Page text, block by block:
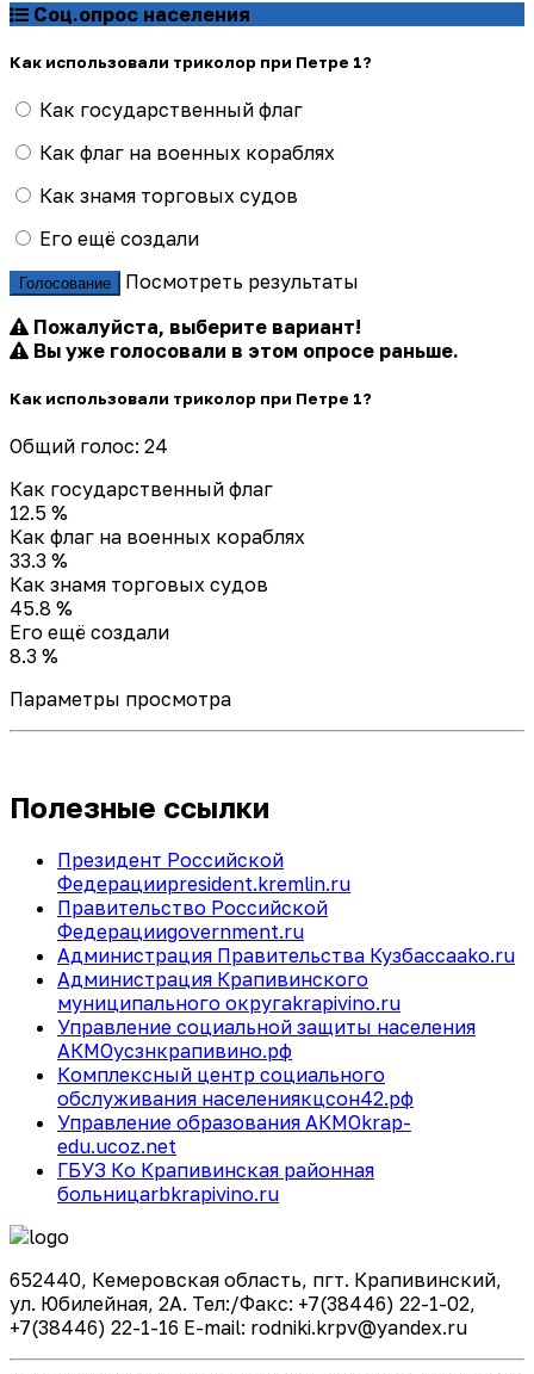
Соц.опрос населения
Как использовали триколор при Петре 1?
Как государственный флаг
Как флаг на военных кораблях
Как знамя торговых судов
Его ещё создали
Голосование
Посмотреть результаты
Пожалуйста, выберите вариант!
Вы уже голосовали в этом опросе раньше.
Как использовали триколор при Петре 1?
Общий голос: 24
Как государственный флаг
12.5 %
Как флаг на военных кораблях
33.3 %
Как знамя торговых судов
45.8 %
Его ещё создали
8.3 %
Параметры просмотра
Полезные ссылки
Президент Российской
Федерацииpresident.kremlin.ru
Правительство Российской
Федерацииgovernment.ru
Администрация Правительства Кузбассаako.ru
Администрация Крапивинского
муниципального округаkrapivino.ru
Управление социальной защиты населения
АКМОусзнкрапивино.рф
Комплексный центр социального
обслуживания населениякцсон42.рф
Управление образования АКМОkrap-
edu.ucoz.net
ГБУЗ Ко Крапивинская районная
больницаrbkrapivino.ru
652440, Кемеровская область, пгт. Крапивинский,
ул. Юбилейная, 2А. Тел:/Факс: +7(38446) 22-1-02,
+7(38446) 22-1-16 E-mail: rodniki.krpv@yandex.ru